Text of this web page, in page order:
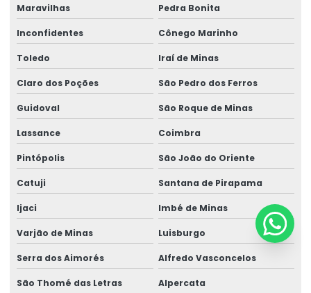
Maravilhas Pedra Bonita
Inconfidentes Cônego Marinho
Toledo Iraí de Minas
Claro dos Poções São Pedro dos Ferros
Guidoval São Roque de Minas
Lassance Coimbra
Pintópolis São João do Oriente
Catuji Santana de Pirapama
Ijaci Imbé de Minas
Varjão de Minas Luisburgo
Serra dos Aimorés Alfredo Vasconcelos
São Thomé das Letras Alpercata